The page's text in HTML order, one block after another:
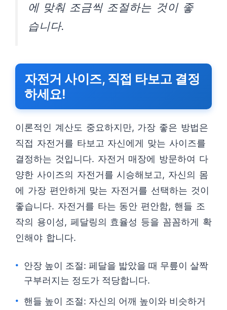
에 맞춰 조금씩 조절하는 것이 좋
습니다.
자전거 사이즈, 직접 타보고 결정
하세요!
이론적인 계산도 중요하지만, 가장 좋은 방법은
직접 자전거를 타보고 자신에게 맞는 사이즈를
결정하는 것입니다. 자전거 매장에 방문하여 다
양한 사이즈의 자전거를 시승해보고, 자신의 몸
에 가장 편안하게 맞는 자전거를 선택하는 것이
좋습니다. 자전거를 타는 동안 편안함, 핸들 조
작의 용이성, 페달링의 효율성 등을 꼼꼼하게 확
인해야 합니다.
안장 높이 조절: 페달을 밟았을 때 무릎이 살짝
구부러지는 정도가 적당합니다.
핸들 높이 조절: 자신의 어깨 높이와 비슷하거